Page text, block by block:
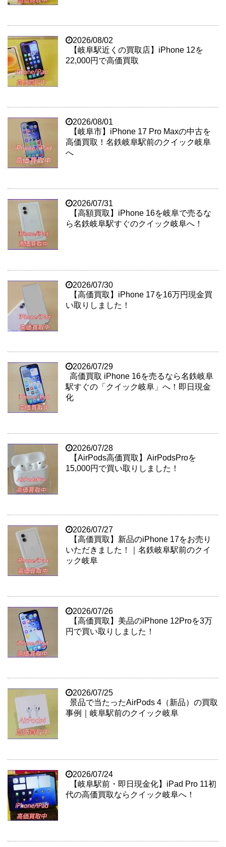
2026/08/02
【岐阜駅近くの買取店】iPhone 12を
22,000円で高価買取
2026/08/01
【岐阜市】iPhone 17 Pro Maxの中古を
高価買取！名鉄岐阜駅前のクイック岐阜
へ
2026/07/31
【高額買取】iPhone 16を岐阜で売るな
ら名鉄岐阜駅すぐのクイック岐阜へ！
2026/07/30
【高価買取】iPhone 17を16万円現金買
い取りしました！
2026/07/29
高価買取 iPhone 16を売るなら名鉄岐阜
駅すぐの「クイック岐阜」へ！即日現金
化
2026/07/28
【AirPods高価買取】AirPodsProを
15,000円で買い取りしました！
2026/07/27
【高価買取】新品のiPhone 17をお売り
いただきました！｜名鉄岐阜駅前のクイ
ック岐阜
2026/07/26
【高価買取】美品のiPhone 12Proを3万
円で買い取りしました！
2026/07/25
景品で当たったAirPods 4（新品）の買取
事例｜岐阜駅前のクイック岐阜
2026/07/24
【岐阜駅前・即日現金化】iPad Pro 11初
代の高価買取ならクイック岐阜へ！